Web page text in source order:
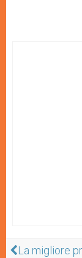
La migliore